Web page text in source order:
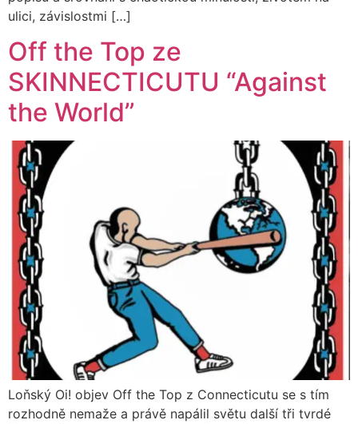
ulici, závislostmi […]
Off the Top ze
SKINNECTICUTU “Against
the World”
Loňský Oi! objev Off the Top z Connecticutu se s tím
rozhodně nemaže a právě napálil světu další tři tvrdé